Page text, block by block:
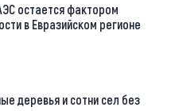
остается фактором
в Евразийском регионе
деревья и сотни сел без